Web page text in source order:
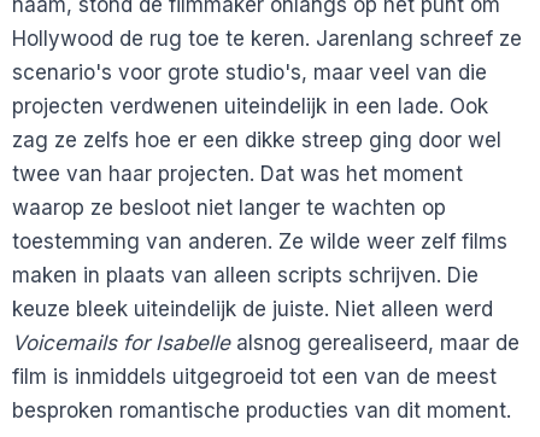
naam, stond de filmmaker onlangs op het punt om
Hollywood de rug toe te keren. Jarenlang schreef ze
scenario's voor grote studio's, maar veel van die
projecten verdwenen uiteindelijk in een lade. Ook
zag ze zelfs hoe er een dikke streep ging door wel
twee van haar projecten. Dat was het moment
waarop ze besloot niet langer te wachten op
toestemming van anderen. Ze wilde weer zelf films
maken in plaats van alleen scripts schrijven. Die
keuze bleek uiteindelijk de juiste. Niet alleen werd
Voicemails for Isabellealsnog gerealiseerd, maar de
film is inmiddels uitgegroeid tot een van de meest
besproken romantische producties van dit moment.